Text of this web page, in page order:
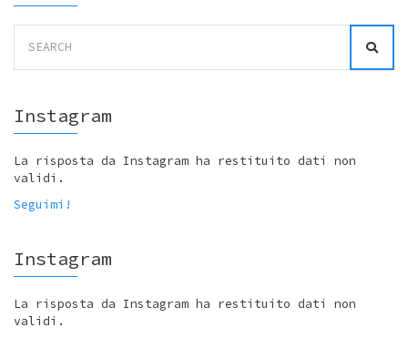
for:
Instagram
La risposta da Instagram ha restituito dati non
validi.
Seguimi!
Instagram
La risposta da Instagram ha restituito dati non
validi.